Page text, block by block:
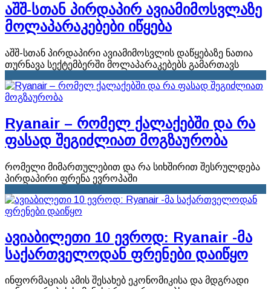
აშშ-სთან პირდაპირ ავიამიმოსვლაზე
მოლაპარაკებები იწყება
აშშ-სთან პირდაპირი ავიამიმოსვლის დაწყებაზე ნათია
თურნავა სექტემბერში მოლაპარაკებებს გამართავს
Ryanair – რომელ ქალაქებში და რა
ფასად შეგიძლიათ მოგზაურობა
რომელი მიმართულებით და რა სიხშირით შესრულდება
პირდაპირი ფრენა ევროპაში
ავიაბილეთი 10 ევროდ: Ryanair -მა
საქართველოდან ფრენები დაიწყო
ინფორმაციას ამის შესახებ ეკონომიკისა და მდგრადი